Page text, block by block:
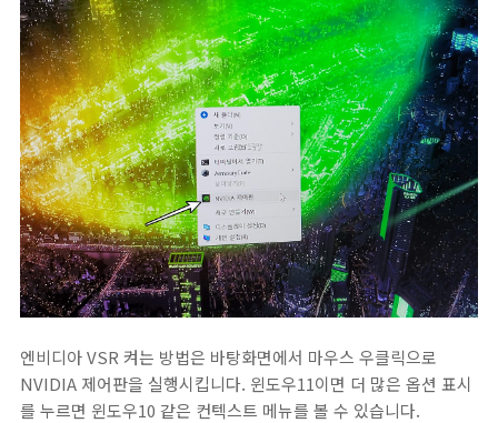
엔비디아 VSR 켜는 방법은 바탕화면에서 마우스 우클릭으로
NVIDIA 제어판을 실행시킵니다. 윈도우11이면 더 많은 옵션 표시
를 누르면 윈도우10 같은 컨텍스트 메뉴를 볼 수 있습니다.